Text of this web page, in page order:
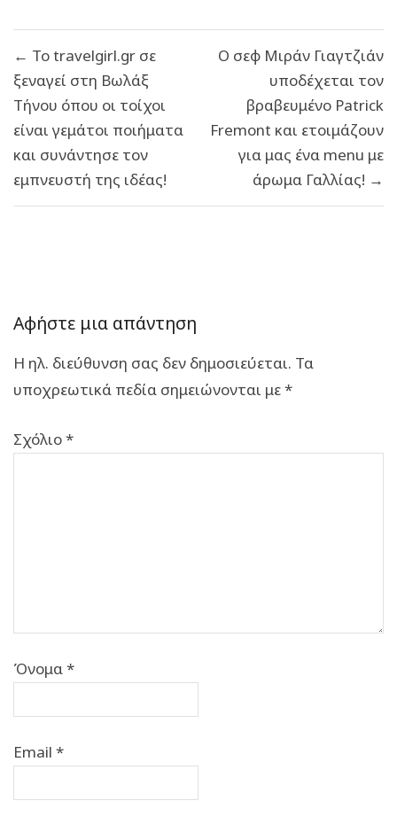
άρθρων
← Το travelgirl.gr σε
ξεναγεί στη Βωλάξ
Τήνου όπου οι τοίχοι
είναι γεμάτοι ποιήματα
και συνάντησε τον
εμπνευστή της ιδέας!
Ο σεφ Μιράν Γιαγτζιάν
υποδέχεται τον
βραβευμένο Patrick
Fremont και ετοιμάζουν
για μας ένα menu με
άρωμα Γαλλίας! →
Αφήστε μια απάντηση
Η ηλ. διεύθυνση σας δεν δημοσιεύεται. Τα
υποχρεωτικά πεδία σημειώνονται με*
Σχόλιο*
Όνομα*
Email *